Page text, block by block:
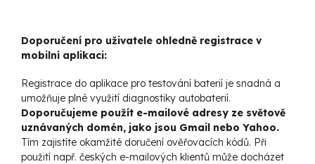
Doporučení pro uživatele ohledně registrace v
mobilní aplikaci:
Registrace do aplikace pro testování baterií je snadná a
umožňuje plné využití diagnostiky autobaterií.
Doporučujeme použít e-mailové adresy ze světově
uznávaných domén, jako jsou Gmail nebo Yahoo.
Tím zajistíte okamžité doručení ověřovacích kódů. Při
použití např. českých e-mailových klientů může docházet